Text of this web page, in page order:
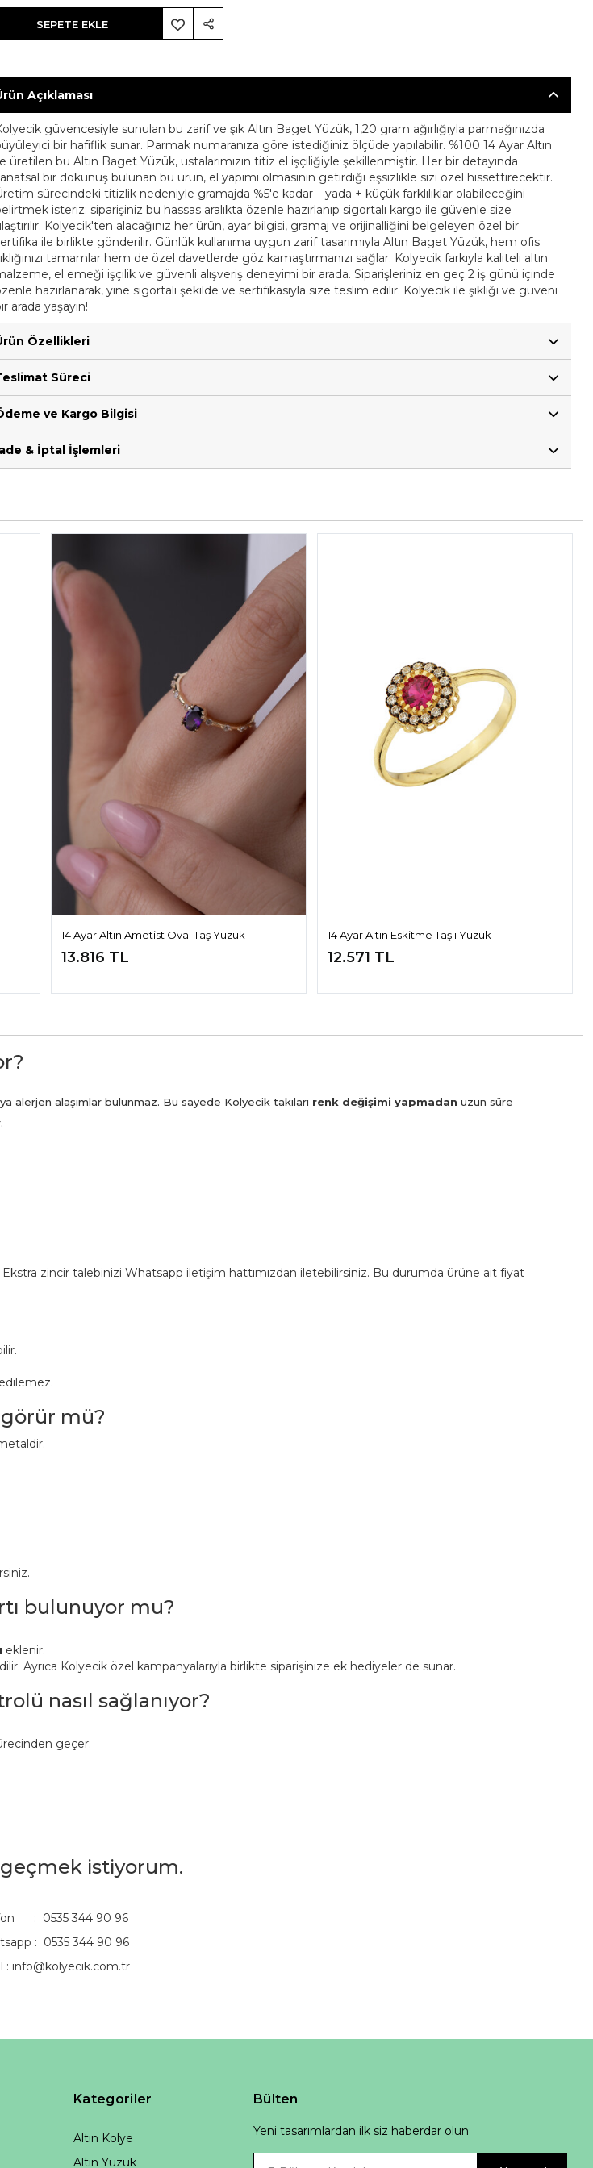
SEPETE EKLE
Açıklaması
güvencesiyle sunulan bu zarif ve şık Altın Baget Yüzük, 1,20 gram ağırlığıyla parmağınızda
bir hafiflik sunar. Parmak numaranıza göre istediğiniz ölçüde yapılabilir. %100 14 Ayar Altın
üretilen bu Altın Baget Yüzük, ustalarımızın titiz el işçiliğiyle şekillenmiştir. Her bir detayında
bir dokunuş bulunan bu ürün, el yapımı olmasının getirdiği eşsizlikle sizi özel hissettirecektir.
sürecindeki titizlik nedeniyle gramajda %5'e kadar – yada + küçük farklılıklar olabileceğini
isteriz; siparişiniz bu hassas aralıkta özenle hazırlanıp sigortalı kargo ile güvenle size
Kolyecik'ten alacağınız her ürün, ayar bilgisi, gramaj ve orijinalliğini belgeleyen özel bir
ile birlikte gönderilir. Günlük kullanıma uygun zarif tasarımıyla Altın Baget Yüzük, hem ofis
tamamlar hem de özel davetlerde göz kamaştırmanızı sağlar. Kolyecik farkıyla kaliteli altın
el emeği işçilik ve güvenli alışveriş deneyimi bir arada. Siparişleriniz en geç 2 iş günü içinde
hazırlanarak, yine sigortalı şekilde ve sertifikasıyla size teslim edilir. Kolyecik ile şıklığı ve güveni
arada yaşayın!
Özellikleri
Süreci
ve Kargo Bilgisi
& İptal İşlemleri
14 Ayar Altın Ametist Oval Taş Yüzük
13.816 TL
14 Ayar Altın Eskitme Taşlı Yüzük
12.571 TL
alerjen alaşımlar bulunmaz. Bu sayede Kolyecik takıları renk değişimi yapmadan uzun süre
Ekstra zincir talebinizi Whatsapp iletişim hattımızdan iletebilirsiniz. Bu durumda ürüne ait fiyat
mü?
bulunuyor mu?
eklenir.
Ayrıca Kolyecik özel kampanyalarıyla birlikte siparişinize ek hediyeler de sunar.
nasıl sağlanıyor?
geçer:
geçmek istiyorum.
: 0535 344 90 96
: 0535 344 90 96
: info@kolyecik.com.tr
Kategoriler
Altın Kolye
Altın Yüzük
Bülten
Yeni tasarımlardan ilk siz haberdar olun